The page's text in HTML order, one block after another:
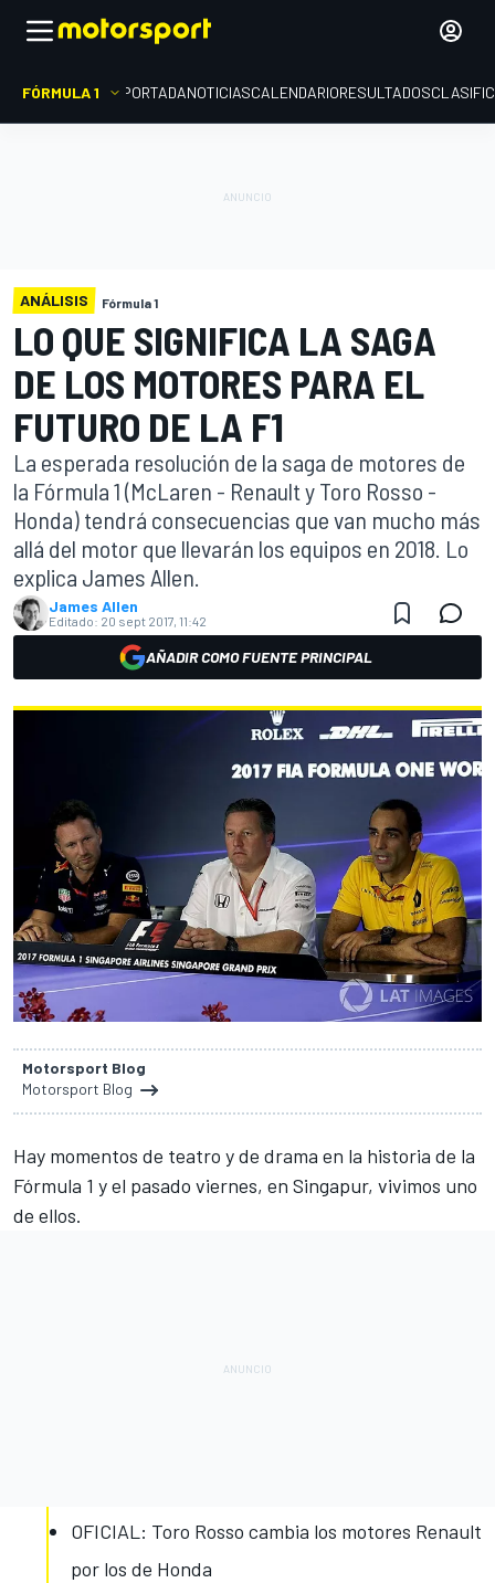
FÓRMULA 1 PORTADANOTICIASCALENDARIORESULTADOS
ANÁLISIS Fórmula 1
LO QUE SIGNIFICA LA SAGA
DE LOS MOTORES PARA EL
FUTURO DE LA F1
La esperada resolución de la saga de motores de
la Fórmula 1 (McLaren - Renault y Toro Rosso -
Honda) tendrá consecuencias que van mucho más
allá del motor que llevarán los equipos en 2018. Lo
explica James Allen.
James Allen
Editado: 20 sept 2017, 11:42
AÑADIR COMO FUENTE PRINCIPAL
Motorsport Blog
Motorsport Blog
Hay momentos de teatro y de drama en la historia de la
Fórmula 1 y el pasado viernes, en Singapur, vivimos uno
de ellos.
OFICIAL: Toro Rosso cambia los motores Renault
por los de Honda